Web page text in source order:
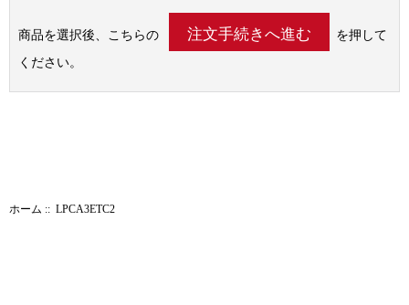
商品を選択後、こちらの
を押して
ください。
ホーム :: LPCA3ETC2